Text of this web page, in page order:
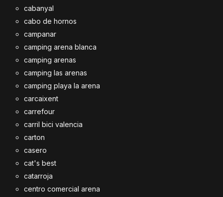
cabanyal
cabo de hornos
campanar
camping arena blanca
camping arenas
camping las arenas
camping playa la arena
carcaixent
carrefour
carril bici valencia
carton
casero
cat's best
catarroja
centro comercial arena